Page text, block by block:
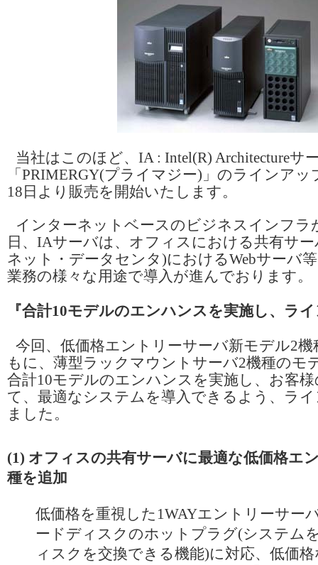
当社はこのほど、IA : Intel(R) Architectureサ
「PRIMERGY(プライマジー)」のラインアッ
18日より販売を開始いたします。
インターネットベースのビジネスインフラ
日、IAサーバは、オフィスにおける共有サ
ネット・データセンタ)におけるWebサーバ
業務の様々な用途で導入が進んでおります。
『合計10モデルのエンハンスを実施し、ラ
今回、低価格エントリーサーバ新モデル2
もに、薄型ラックマウントサーバ2機種のモ
合計10モデルのエンハンスを実施し、お客
て、最適なシステムを導入できるよう、ラ
ました。
(1) オフィスの共有サーバに最適な低価格エ
種を追加
低価格を重視した1WAYエントリーサー
ードディスクのホットプラグ(システム
ィスクを交換できる機能)に対応、低価